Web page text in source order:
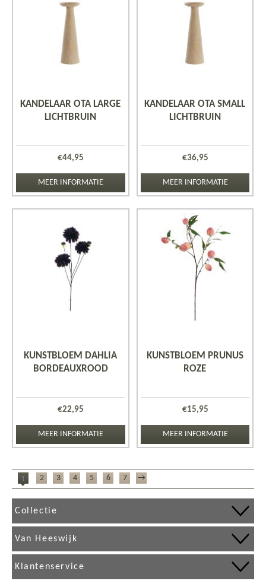
KANDELAAR OTA LARGE
LICHTBRUIN
€44,95
MEER INFORMATIE
KANDELAAR OTA SMALL
LICHTBRUIN
€36,95
MEER INFORMATIE
KUNSTBLOEM DAHLIA
BORDEAUXROOD
€22,95
MEER INFORMATIE
KUNSTBLOEM PRUNUS
ROZE
€15,95
MEER INFORMATIE
1 2 3 4 5 6 7 →
Collectie
Van Heeswijk
Klantenservice